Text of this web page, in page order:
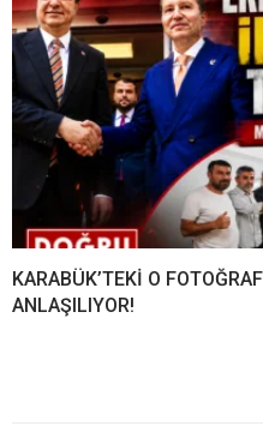
KARABÜK’TEKİ O
ANLAŞILIYOR!